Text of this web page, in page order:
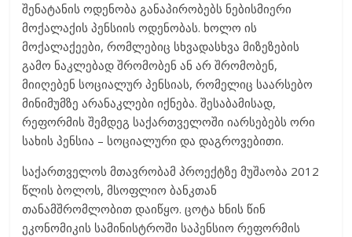
შენატანის ოდენობა განაპირობებს ნებისმიერი
მოქალაქის პენსიის ოდენობას. ხოლო ის
მოქალაქეები, რომლებიც სხვადასხვა მიზეზების
გამო ნაკლებად შრომობენ ან არ შრომობენ,
მიიღებენ სოციალურ პენსიას, რომელიც საარსებო
მინიმუმზე არანაკლები იქნება. შესაბამისად,
რეფორმის შემდეგ საქართველოში იარსებებს ორი
სახის პენსია – სოციალური და დაგროვებითი.
საქართველოს მთავრობამ პროექტზე მუშაობა 2012
წლის ბოლოს, მსოფლიო ბანკთან
თანამშრომლობით დაიწყო. ცოტა ხნის წინ
ეკონომიკის სამინისტროში საპენსიო რეფორმის